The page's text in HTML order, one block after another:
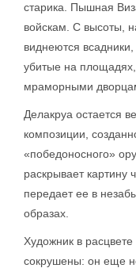
старика. Пышная
войскам. С высоты,
виднеются
убитые на
мраморными
Делакруа остается
композиции,
«победоносного»
раскрывает картину
передает ее в
образах.
Художник в
сокрушены: он еще